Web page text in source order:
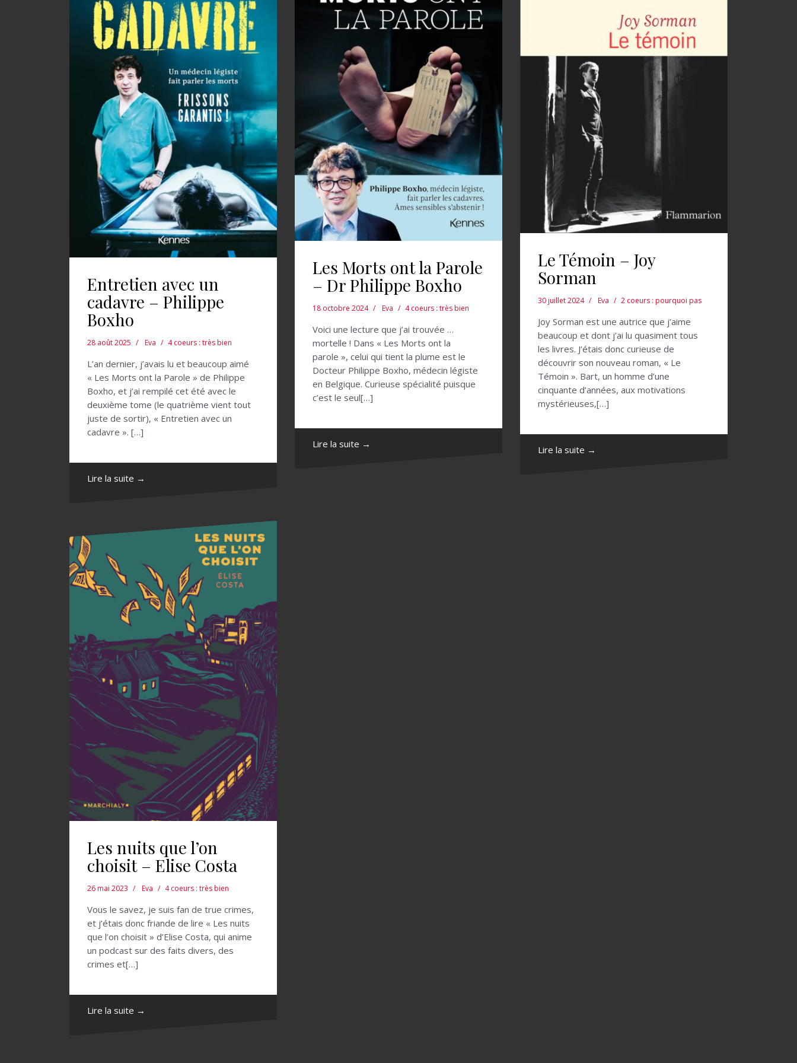
Entretien avec un
cadavre – Philippe
Boxho
28 août 2025 Eva 4 coeurs : très bien
L’an dernier, j’avais lu et beaucoup aimé
« Les Morts ont la Parole » de Philippe
Boxho, et j’ai rempilé cet été avec le
deuxième tome (le quatrième vient tout
juste de sortir), « Entretien avec un
cadavre ». […]
Lire la suite →
Les Morts ont la Parole
– Dr Philippe Boxho
18 octobre 2024 Eva 4 coeurs : très bien
Voici une lecture que j’ai trouvée …
mortelle ! Dans « Les Morts ont la
parole », celui qui tient la plume est le
Docteur Philippe Boxho, médecin légiste
en Belgique. Curieuse spécialité puisque
c’est le seul[…]
Lire la suite →
Le Témoin – Joy
Sorman
30 juillet 2024 Eva 2 coeurs : pourquoi pas
Joy Sorman est une autrice que j’aime
beaucoup et dont j’ai lu quasiment tous
les livres. J’étais donc curieuse de
découvrir son nouveau roman, « Le
Témoin ». Bart, un homme d’une
cinquante d’années, aux motivations
mystérieuses,[…]
Lire la suite →
Les nuits que l’on
choisit – Elise Costa
26 mai 2023 Eva 4 coeurs : très bien
Vous le savez, je suis fan de true crimes,
et j’étais donc friande de lire « Les nuits
que l’on choisit » d’Elise Costa, qui anime
un podcast sur des faits divers, des
crimes et[…]
Lire la suite →